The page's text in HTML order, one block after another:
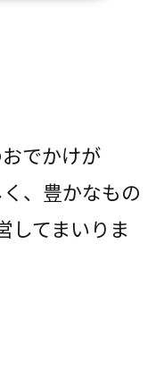
でかけが
、豊かなもの
してまいりま